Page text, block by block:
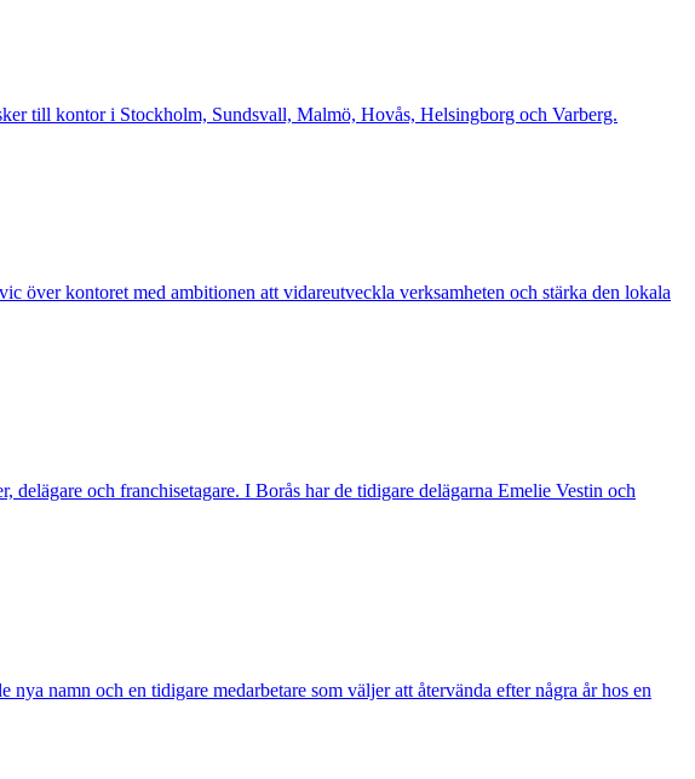
till kontor i Stockholm, Sundsvall, Malmö, Hovås, Helsingborg och Varberg.
över kontoret med ambitionen att vidareutveckla verksamheten och stärka den lokala
och franchisetagare. I Borås har de tidigare delägarna Emelie Vestin och
namn och en tidigare medarbetare som väljer att återvända efter några år hos en